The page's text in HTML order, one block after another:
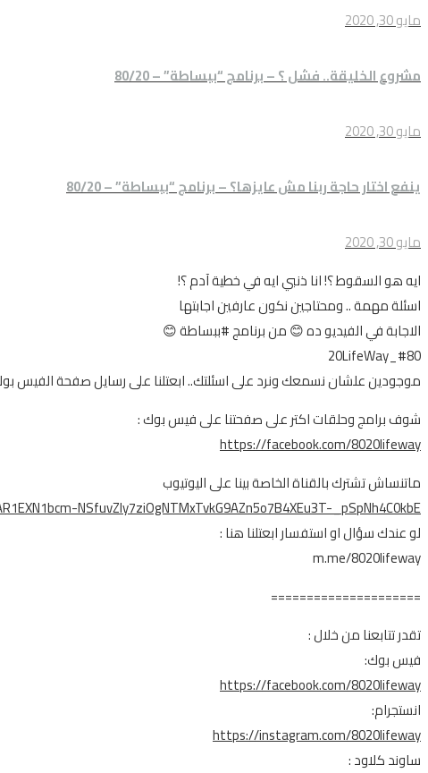
مايو 30, 2020
مشروع الخليقة.. فشل ؟ – برنامج “ببساطة” – 80/20
مايو 30, 2020
ينفع اختار حاجة ربنا مش عايزها؟ – برنامج “ببساطة” – 80/20
مايو 30, 2020
ايه هو السقوط ؟! انا ذنبي ايه في خطية آدم ؟!
اسئلة مهمة .. ومحتاجين نكون عارفين اجابتها
الاجابة في الفيديو ده 😊 من برنامج #ببساطة 😊
#80_20LifeWay
موجودين علشان نسمعك ونرد على اسئلتك.. ابعتلنا على رسايل صفحة الفيس
شوف برامج وحلقات اكتر على صفحتنا على فيس بوك :
https://facebook.com/8020lifeway
ماتنساش تشترك بالقناة الخاصة بينا على اليوتيوب
NSfuvZly7ziOgNTMxTvkG9AZn5o7B4XEu3T-_pSpNh4C0kbE
لو عندك سؤال او استفسار ابعتلنا هنا :
m.me/8020lifeway
=====================
تقدر تتابعنا من خلال :
فيس بوك:
https://facebook.com/8020lifeway
انستجرام:
https://instagram.com/8020lifeway
ساوند كلاود :